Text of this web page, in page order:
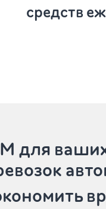
средств
для